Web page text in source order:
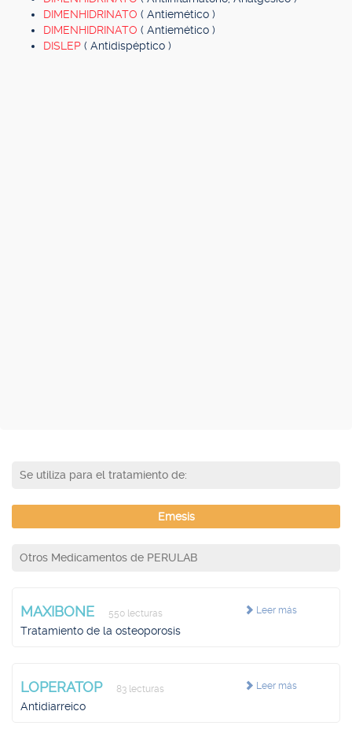
DIMENHIDRINATO ( Antiemético )
DIMENHIDRINATO ( Antiemético )
DISLEP ( Antidispéptico )
Se utiliza para el tratamiento de:
Emesis
Otros Medicamentos de PERULAB
Leer más
MAXIBONE 550 lecturas
Tratamiento de la osteoporosis
Leer más
LOPERATOP 83 lecturas
Antidiarreico